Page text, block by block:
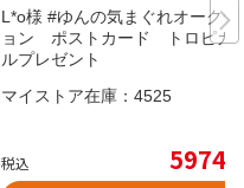
L*o様 #ゆんの気まぐれオークシ
ョン ポストカード トロピカ
ルプレゼント
マイストア在庫： 4525
税込 5974